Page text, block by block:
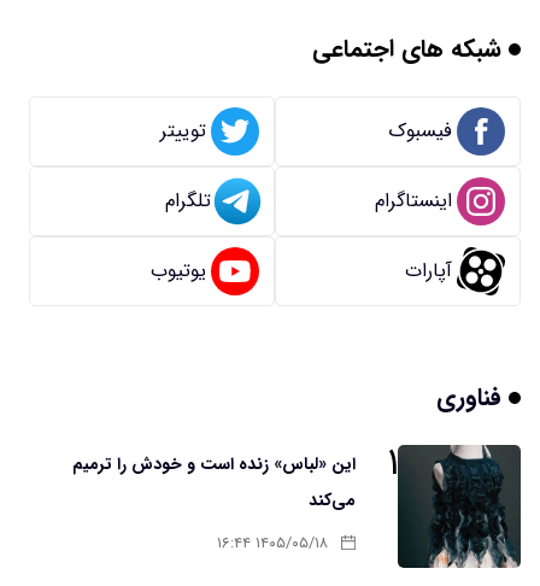
شبکه های اجتماعی
فیسبوک توییتر
اینستاگرام تلگرام
آپارات یوتیوب
فناوری
۱
این «لباس» زنده است و خودش را ترمیم
می‌کند
۱۴۰۵/۰۵/۱۸ ۱۶:۴۴